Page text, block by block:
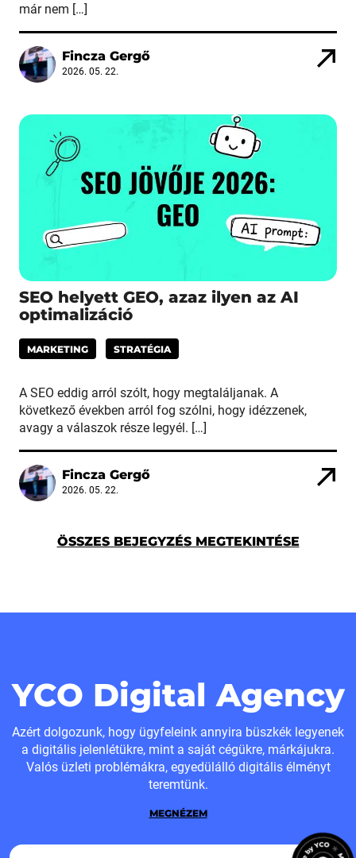
már nem […]
Fincza Gergő
2026. 05. 22.
SEO helyett GEO, azaz ilyen az AI
optimalizáció
MARKETING STRATÉGIA
A SEO eddig arról szólt, hogy megtaláljanak. A
következő években arról fog szólni, hogy idézzenek,
avagy a válaszok része legyél. […]
Fincza Gergő
2026. 05. 22.
ÖSSZES BEJEGYZÉS MEGTEKINTÉSE
YCO Digital Agency
Azért dolgozunk, hogy ügyfeleink annyira büszkék legyenek
a digitális jelenlétükre, mint a saját cégükre, márkájukra.
Valós üzleti problémákra, egyedülálló digitális élményt
teremtünk.
MEGNÉZEM